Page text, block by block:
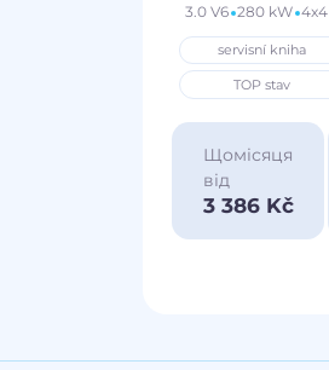
3.0 V6 280 kW 4x4
servisní kniha
TOP stav
Щомісяця
від
3 386 Kč